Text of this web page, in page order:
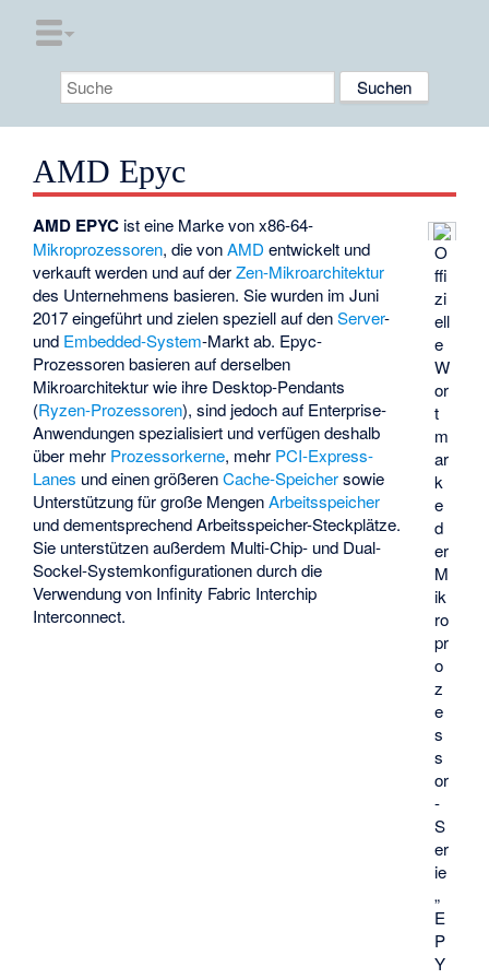
AMD Epyc
O
ffi
zi
ell
e
W
or
t
m
ar
k
e
d
er
M
ik
ro
pr
o
z
e
s
s
or
-
S
er
ie
„
E
P
Y
AMD EPYC ist eine Marke von x86-64-
Mikroprozessoren, die vonAMD entwickelt und
verkauft werden und auf derZen-Mikroarchitektur
des Unternehmens basieren. Sie wurden im Juni
2017 eingeführt und zielen speziell auf denServer-
und Embedded-System-Markt ab. Epyc-
Prozessoren basieren auf derselben
Mikroarchitektur wie ihre Desktop-Pendants
(Ryzen-Prozessoren), sind jedoch auf Enterprise-
Anwendungen spezialisiert und verfügen deshalb
über mehr Prozessorkerne, mehr PCI-Express-
Lanes und einen größerenCache-Speichersowie
Unterstützung für große MengenArbeitsspeicher
und dementsprechend Arbeitsspeicher-Steckplätze.
Sie unterstützen außerdem Multi-Chip- und Dual-
Sockel-Systemkonfigurationen durch die
Verwendung von Infinity Fabric Interchip
Interconnect.